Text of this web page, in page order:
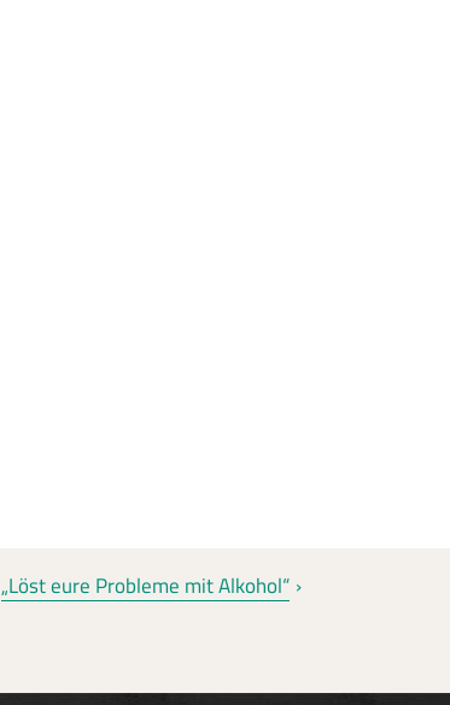
„Löst eure Probleme mit Alkohol“